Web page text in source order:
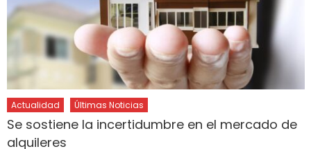
Actualidad Últimas Noticias
Se sostiene la incertidumbre en el mercado de
alquileres